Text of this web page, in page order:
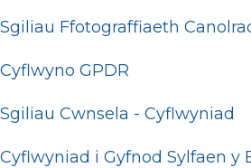
Sgiliau Ffotograffiaeth
Cyflwyno GPDR
Sgiliau Cwnsela - Cyflwyniad
Cyflwyniad i Gyfnod Sylfaen y